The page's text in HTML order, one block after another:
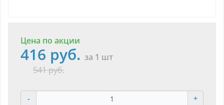
Цена по акции
416 руб. за 1 шт
541 руб.
- +